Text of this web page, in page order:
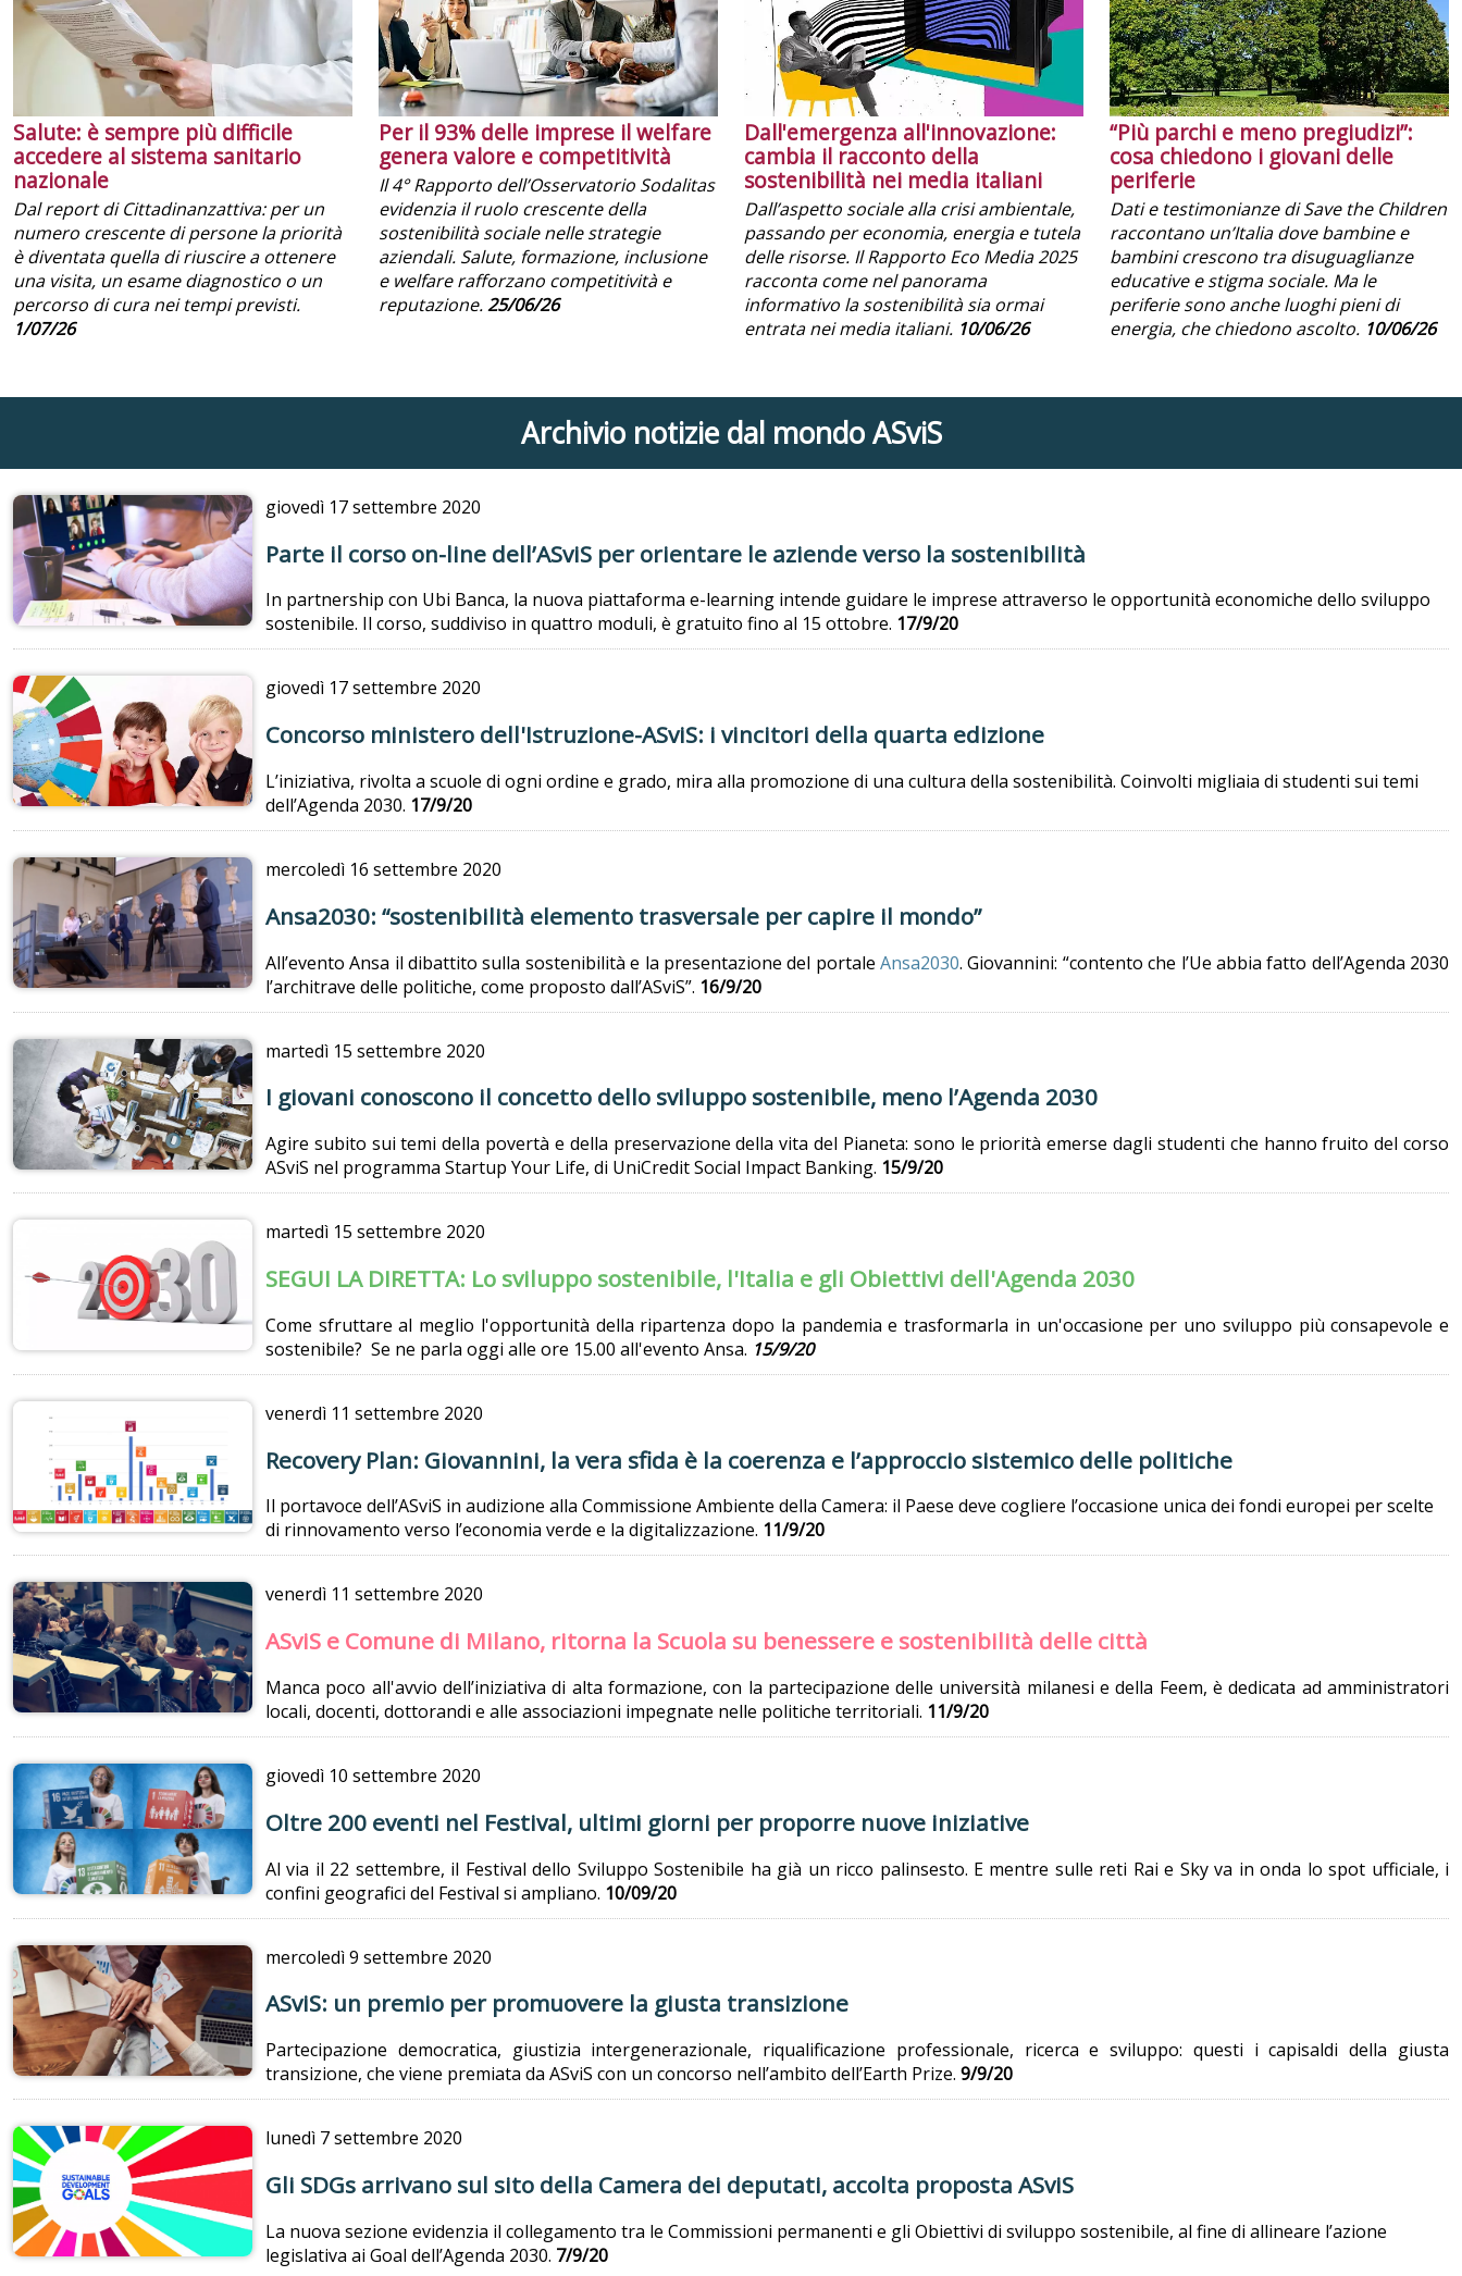
Salute: è sempre più difficile
accedere al sistema sanitario
nazionale
Dal report di Cittadinanzattiva: per un
numero crescente di persone la priorità
è diventata quella di riuscire a ottenere
una visita, un esame diagnostico o un
percorso di cura nei tempi previsti.
1/07/26
Per il 93% delle imprese il welfare
genera valore e competitività
Il 4° Rapporto dell’Osservatorio Sodalitas
evidenzia il ruolo crescente della
sostenibilità sociale nelle strategie
aziendali. Salute, formazione, inclusione
e welfare rafforzano competitività e
reputazione.25/06/26
Dall'emergenza all'innovazione:
cambia il racconto della
sostenibilità nei media italiani
Dall’aspetto sociale alla crisi ambientale,
passando per economia, energia e tutela
delle risorse. Il Rapporto Eco Media 2025
racconta come nel panorama
informativo la sostenibilità sia ormai
entrata nei media italiani. 10/06/26
“Più parchi e meno pregiudizi”:
cosa chiedono i giovani delle
periferie
Dati e testimonianze di Save the Children
raccontano un’Italia dove bambine e
bambini crescono tra disuguaglianze
educative e stigma sociale. Ma le
periferie sono anche luoghi pieni di
energia, che chiedono ascolto. 10/06/26
Archivio notizie dal mondo ASviS
giovedì 17 settembre 2020
Parte il corso on-line dell’ASviS per orientare le aziende verso la sostenibilità
In partnership con Ubi Banca, la nuova piattaforma e-learning intende guidare le imprese attraverso le opportunità economiche dello sviluppo
sostenibile. Il corso, suddiviso in quattro moduli, è gratuito fino al 15 ottobre. 17/9/20
giovedì 17 settembre 2020
Concorso ministero dell'Istruzione-ASviS: i vincitori della quarta edizione
L’iniziativa, rivolta a scuole di ogni ordine e grado, mira alla promozione di una cultura della sostenibilità. Coinvolti migliaia di studenti sui temi
dell’Agenda 2030. 17/9/20
mercoledì 16 settembre 2020
Ansa2030: “sostenibilità elemento trasversale per capire il mondo”
All’evento Ansa il dibattito sulla sostenibilità e la presentazione del portaleAnsa2030. Giovannini: “contento che l’Ue abbia fatto dell’Agenda 2030
l’architrave delle politiche, come proposto dall’ASviS”. 16/9/20
martedì 15 settembre 2020
I giovani conoscono il concetto dello sviluppo sostenibile, meno l’Agenda 2030
Agire subito sui temi della povertà e della preservazione della vita del Pianeta: sono le priorità emerse dagli studenti che hanno fruito del corso
ASviS nel programma Startup Your Life, di UniCredit Social Impact Banking. 15/9/20
martedì 15 settembre 2020
SEGUI LA DIRETTA: Lo sviluppo sostenibile, l'Italia e gli Obiettivi dell'Agenda 2030
Come sfruttare al meglio l'opportunità della ripartenza dopo la pandemia e trasformarla in un'occasione per uno sviluppo più consapevole e
sostenibile? Se ne parla oggi alle ore 15.00 all'evento Ansa. 15/9/20
venerdì 11 settembre 2020
Recovery Plan: Giovannini, la vera sfida è la coerenza e l’approccio sistemico delle politiche
Il portavoce dell’ASviS in audizione alla Commissione Ambiente della Camera: il Paese deve cogliere l’occasione unica dei fondi europei per scelte
di rinnovamento verso l’economia verde e la digitalizzazione. 11/9/20
venerdì 11 settembre 2020
ASviS e Comune di Milano, ritorna la Scuola su benessere e sostenibilità delle città
Manca poco all'avvio dell’iniziativa di alta formazione, con la partecipazione delle università milanesi e della Feem, è dedicata ad amministratori
locali, docenti, dottorandi e alle associazioni impegnate nelle politiche territoriali. 11/9/20
giovedì 10 settembre 2020
Oltre 200 eventi nel Festival, ultimi giorni per proporre nuove iniziative
Al via il 22 settembre, il Festival dello Sviluppo Sostenibile ha già un ricco palinsesto. E mentre sulle reti Rai e Sky va in onda lo spot ufficiale, i
confini geografici del Festival si ampliano. 10/09/20
mercoledì9 settembre 2020
ASviS: un premio per promuovere la giusta transizione
Partecipazione democratica, giustizia intergenerazionale, riqualificazione professionale, ricerca e sviluppo: questi i capisaldi della giusta
transizione, che viene premiata da ASviS con un concorso nell’ambito dell’Earth Prize. 9/9/20
lunedì 7 settembre 2020
Gli SDGs arrivano sul sito della Camera dei deputati, accolta proposta ASviS
La nuova sezione evidenzia il collegamento tra le Commissioni permanenti e gli Obiettivi di sviluppo sostenibile, al fine di allineare l’azione
legislativa ai Goal dell’Agenda 2030. 7/9/20